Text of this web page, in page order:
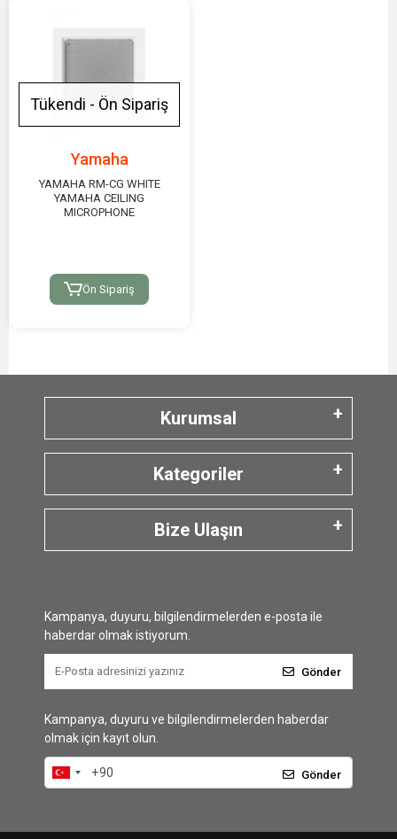
Tükendi - Ön Sipariş
Yamaha
YAMAHA RM-CG WHITE
YAMAHA CEILING
MICROPHONE
Ön Sipariş
Kurumsal
Kategoriler
Bize Ulaşın
Kampanya, duyuru, bilgilendirmelerden e-posta ile
haberdar olmak istiyorum.
Gönder
Kampanya, duyuru ve bilgilendirmelerden haberdar
olmak için kayıt olun.
Gönder